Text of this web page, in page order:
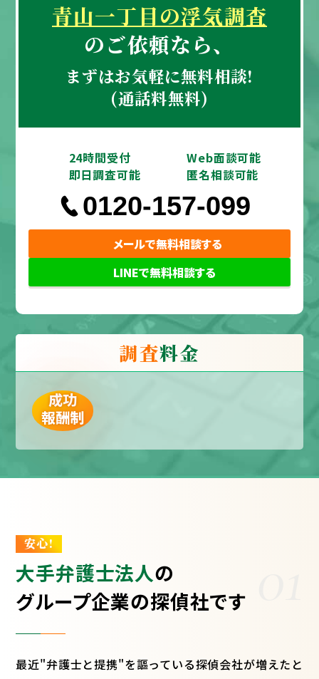
のは目に見えています。そこで探偵の方に妻の
浮気調査をしてもらい、証拠をそろえてもらお
うと考えています。
それを材料に話し合いを進めて、穏便に解決で
きるならそうしようと思っています。そういう
わけで、とりあえず相談だけでものっていただ
きたいのですが、そういった要件でも受け付け
てもらえるのでしょうか。
青山一丁目の浮気調査
のご依頼なら、
まずはお気軽に無料相談!
(通話料無料)
24時間受付
Web面談可能
即日調査可能
匿名相談可能
0120-157-099
メールで無料相談する
LINEで無料相談する
調査料金
成功
報酬制
安心!
大手弁護士法人の
グループ企業の探偵社です
最近"弁護士と提携"を謳っている探偵会社が増えたと